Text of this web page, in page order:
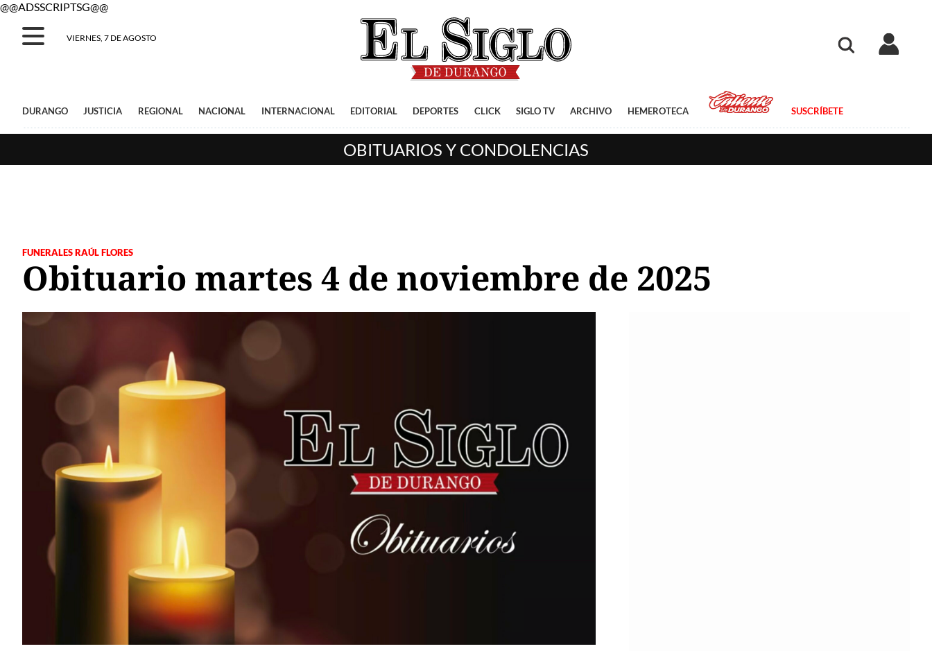
@@ADSSCRIPTSG@@
VIERNES, 7 DE AGOSTO
DURANGO JUSTICIA REGIONAL NACIONAL INTERNACIONAL EDITORIAL DEPORTES CLICK SIGLO TV ARCHIVO HEMEROTECA SUSCRÍBETE
OBITUARIOS Y CONDOLENCIAS
FUNERALES RAÚL FLORES
Obituario martes 4 de noviembre de 2025